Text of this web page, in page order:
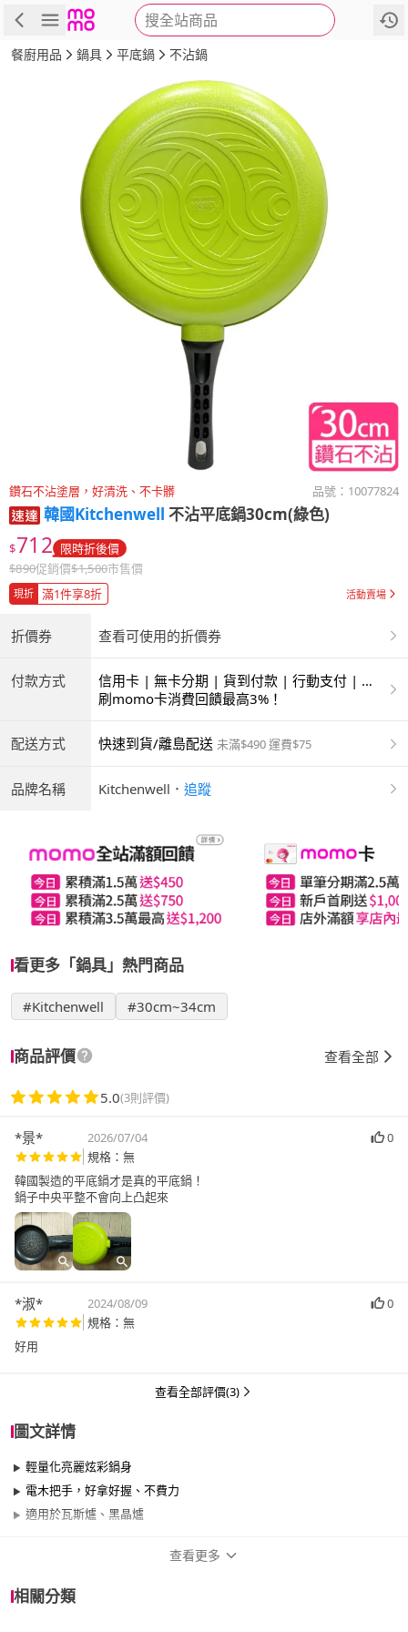
搜全站商品
商品 評價 詳情
餐廚用品 鍋具 平底鍋 不沾鍋
鑽石不沾塗層，好清洗、不卡髒 品號： 10077824
韓國Kitchenwell 不沾平底鍋30cm(綠色)
$712 限時折後價
$890促銷價$1,500市售價
現折 滿1件享8折 活動賣場
折價券 查看可使用的折價券
付款方式
信用卡 | 無卡分期 | 貨到付款 | 行動支付 | 超
商付款 | ATM | 銀聯卡
刷momo卡消費回饋最高3%！
配送方式 快速到貨/離島配送 未滿$490 運費$75
品牌名稱 Kitchenwell ． 追蹤
看更多「鍋具」熱門商品
#Kitchenwell #30cm~34cm
商品評價 查看全部
5.0(3則評價)
*景* 2026/07/04
0
規格：無
韓國製造的平底鍋才是真的平底鍋！
鍋子中央平整不會向上凸起來
*淑* 2024/08/09
0
規格：無
好用
查看全部評價(3)
圖文詳情
輕量化亮麗炫彩鍋身
電木把手，好拿好握、不費力
適用於瓦斯爐、黑晶爐
查看更多
相關分類